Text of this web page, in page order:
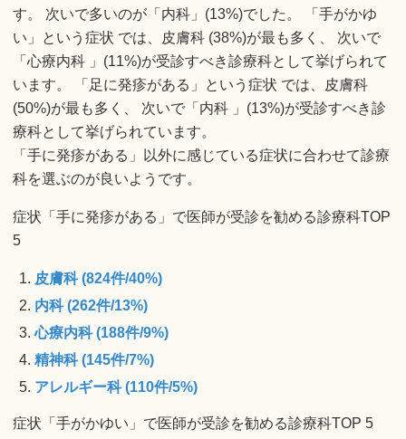
す。 次いで多いのが「内科」(13%)でした。 「手がかゆ
い」という症状 では、皮膚科 (38%)が最も多く、 次いで
「心療内科 」(11%)が受診すべき診療科として挙げられて
います。 「足に発疹がある」という症状 では、皮膚科
(50%)が最も多く、 次いで「内科 」(13%)が受診すべき診
療科として挙げられています。
「手に発疹がある」以外に感じている症状に合わせて診療
科を選ぶのが良いようです。
症状「手に発疹がある」で医師が受診を勧める診療科TOP
5
皮膚科 (824件/40%)
内科 (262件/13%)
心療内科 (188件/9%)
精神科 (145件/7%)
アレルギー科 (110件/5%)
症状「手がかゆい」で医師が受診を勧める診療科TOP 5